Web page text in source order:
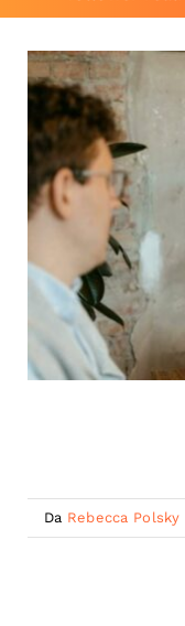
Da Rebecca Polsky